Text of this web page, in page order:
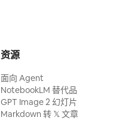
资源
面向 Agent
NotebookLM 替代品
GPT Image 2 幻灯片
Markdown 转 𝕏 文章